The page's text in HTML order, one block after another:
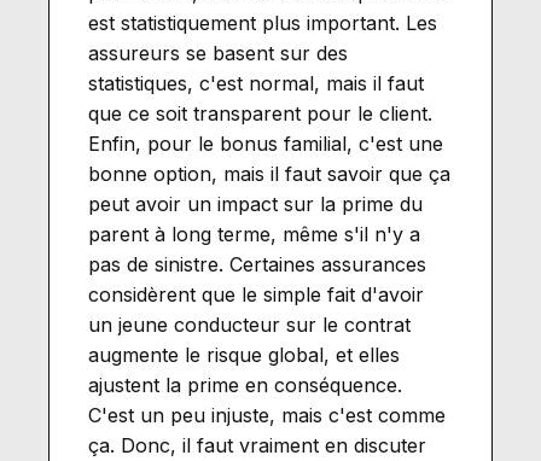
est statistiquement plus important. Les
assureurs se basent sur des
statistiques, c'est normal, mais il faut
que ce soit transparent pour le client.
Enfin, pour le bonus familial, c'est une
bonne option, mais il faut savoir que ça
peut avoir un impact sur la prime du
parent à long terme, même s'il n'y a
pas de sinistre. Certaines assurances
considèrent que le simple fait d'avoir
un jeune conducteur sur le contrat
augmente le risque global, et elles
ajustent la prime en conséquence.
C'est un peu injuste, mais c'est comme
ça. Donc, il faut vraiment en discuter